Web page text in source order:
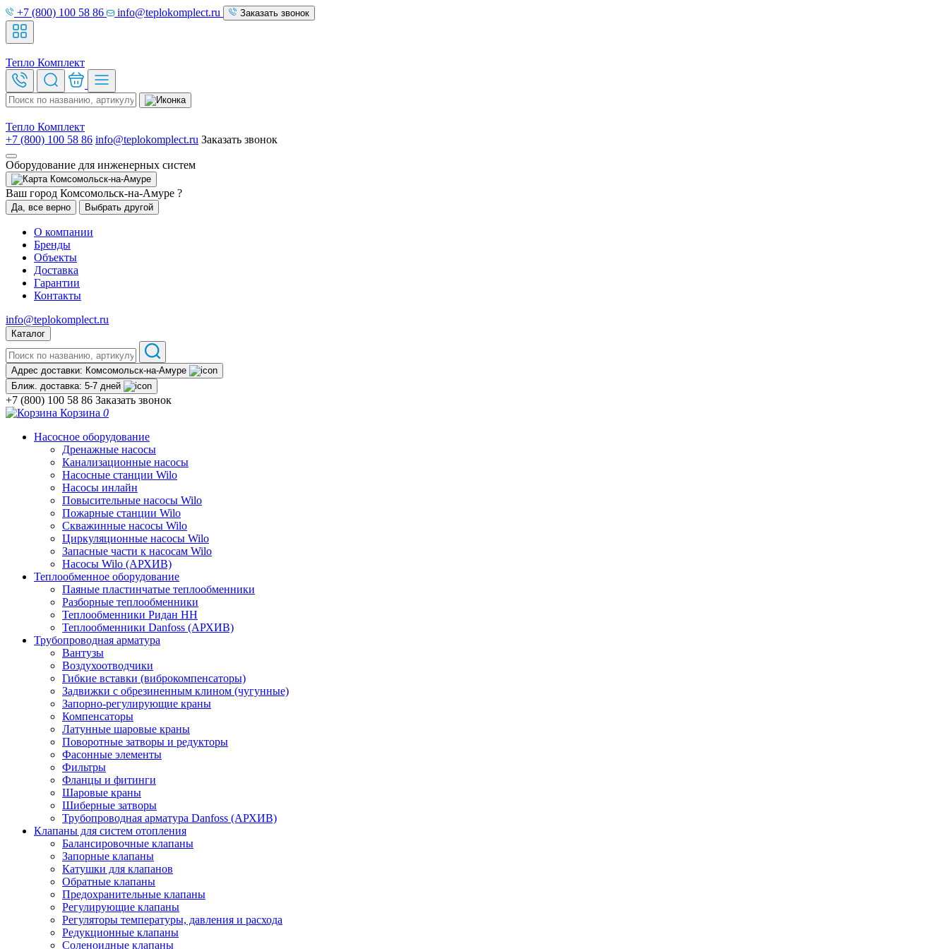
+7 (800) 100 58 86 info@teplokomplect.ru Заказать звонок
Тепло Комплект
Тепло Комплект
+7 (800) 100 58 86 info@teplokomplect.ru Заказать звонок
Оборудование для инженерных систем
Комсомольск-на-Амуре
Ваш город Комсомольск-на-Амуре ?
Да, все верно Выбрать другой
О компании
Бренды
Объекты
Доставка
Гарантии
Контакты
info@teplokomplect.ru
Каталог
Адрес доставки: Комсомольск-на-Амуре
Ближ. доставка: 5-7 дней
+7 (800) 100 58 86 Заказать звонок
Корзина 0
Насосное оборудование
Дренажные насосы
Канализационные насосы
Насосные станции Wilo
Насосы инлайн
Повысительные насосы Wilo
Пожарные станции Wilo
Скважинные насосы Wilo
Циркуляционные насосы Wilo
Запасные части к насосам Wilo
Насосы Wilo (АРХИВ)
Теплообменное оборудование
Паяные пластинчатые теплообменники
Разборные теплообменники
Теплообменники Ридан НН
Теплообменники Danfoss (АРХИВ)
Трубопроводная арматура
Вантузы
Воздухоотводчики
Гибкие вставки (виброкомпенсаторы)
Задвижки с обрезиненным клином (чугунные)
Запорно-регулирующие краны
Компенсаторы
Латунные шаровые краны
Поворотные затворы и редукторы
Фасонные элементы
Фильтры
Фланцы и фитинги
Шаровые краны
Шиберные затворы
Трубопроводная арматура Danfoss (АРХИВ)
Клапаны для систем отопления
Балансировочные клапаны
Запорные клапаны
Катушки для клапанов
Обратные клапаны
Предохранительные клапаны
Регулирующие клапаны
Регуляторы температуры, давления и расхода
Редукционные клапаны
Соленоидные клапаны